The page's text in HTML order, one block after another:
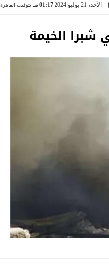
الأحد، 21 يوليو 2024 01:17 مـ بتوقيت القاهرة
الخيمة